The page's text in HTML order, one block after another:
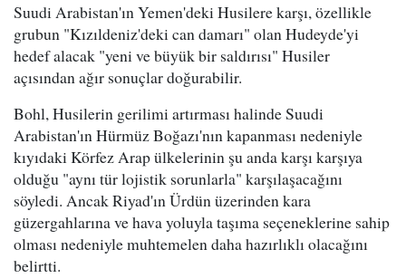
Suudi Arabistan'ın Yemen'deki Husilere karşı, özellikle
grubun "Kızıldeniz'deki can damarı" olan Hudeyde'yi
hedef alacak "yeni ve büyük bir saldırısı" Husiler
açısından ağır sonuçlar doğurabilir.
Bohl, Husilerin gerilimi artırması halinde Suudi
Arabistan'ın Hürmüz Boğazı'nın kapanması nedeniyle
kıyıdaki Körfez Arap ülkelerinin şu anda karşı karşıya
olduğu "aynı tür lojistik sorunlarla" karşılaşacağını
söyledi. Ancak Riyad'ın Ürdün üzerinden kara
güzergahlarına ve hava yoluyla taşıma seçeneklerine sahip
olması nedeniyle muhtemelen daha hazırlıklı olacağını
belirtti.